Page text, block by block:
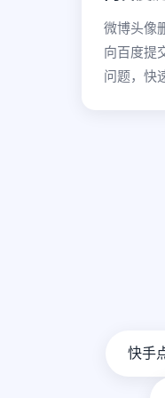
微博头像
向百度提
问题，快
快手